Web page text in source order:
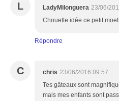
L LadyMilonguera 23/06/
Chouette idée ce petit
Répondre
C chris 23/06/2016 09:57
Tes gâteaux sont
mais mes enfants sont